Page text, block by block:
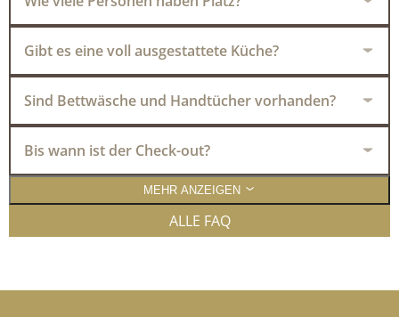
Gibt es eine voll ausgestattete Küche?
Sind Bettwäsche und Handtücher vorhanden?
Bis wann ist der Check-out?
MEHR ANZEIGEN
ALLE FAQ